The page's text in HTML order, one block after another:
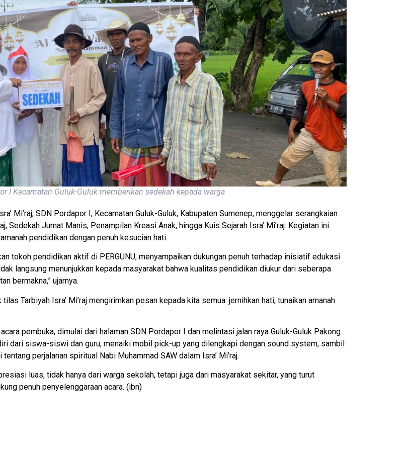
I Kecamatan Guluk-Guluk memberikan sedekah kepada warga
Mi’raj, SDN Pordapor I, Kecamatan Guluk-Guluk, Kabupaten Sumenep, menggelar serangkaian
Sedekah Jumat Manis, Penampilan Kreasi Anak, hingga Kuis Sejarah Isra’ Mi’raj. Kegiatan ini
pendidikan dengan penuh kesucian hati.
tokoh pendidikan aktif di PERGUNU, menyampaikan dukungan penuh terhadap inisiatif edukasi
langsung menunjukkan kepada masyarakat bahwa kualitas pendidikan diukur dari seberapa
bermakna,” ujarnya.
tilas Tarbiyah Isra’ Mi’raj mengirimkan pesan kepada kita semua: jernihkan hati, tunaikan amanah
pembuka, dimulai dari halaman SDN Pordapor I dan melintasi jalan raya Guluk-Guluk Pakong.
dari siswa-siswi dan guru, menaiki mobil pick-up yang dilengkapi dengan sound system, sambil
perjalanan spiritual Nabi Muhammad SAW dalam Isra’ Mi’raj.
luas, tidak hanya dari warga sekolah, tetapi juga dari masyarakat sekitar, yang turut
penuh penyelenggaraan acara. (ibn)